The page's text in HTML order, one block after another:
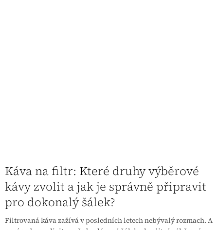
Káva na filtr: Které druhy výběrové
kávy zvolit a jak je správně připravit
pro dokonalý šálek?
Filtrovaná káva zažívá v posledních letech nebývalý rozmach. A